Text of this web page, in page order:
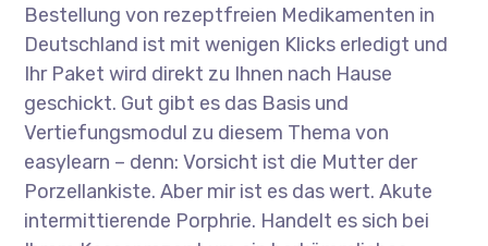
Bestellung von rezeptfreien Medikamenten in
Deutschland ist mit wenigen Klicks erledigt und
Ihr Paket wird direkt zu Ihnen nach Hause
geschickt. Gut gibt es das Basis und
Vertiefungsmodul zu diesem Thema von
easylearn – denn: Vorsicht ist die Mutter der
Porzellankiste. Aber mir ist es das wert. Akute
intermittierende Porphrie. Handelt es sich bei